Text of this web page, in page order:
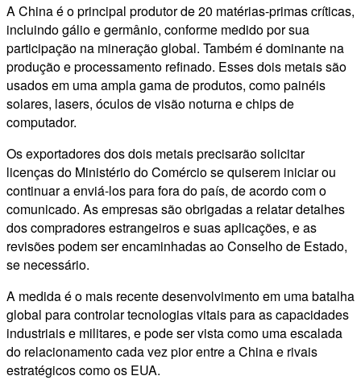
A China é o principal produtor de 20 matérias-primas críticas,
incluindo gálio e germânio, conforme medido por sua
participação na mineração global. Também é dominante na
produção e processamento refinado. Esses dois metais são
usados ​​em uma ampla gama de produtos, como painéis
solares, lasers, óculos de visão noturna e chips de
computador.
Os exportadores dos dois metais precisarão solicitar
licenças do Ministério do Comércio se quiserem iniciar ou
continuar a enviá-los para fora do país, de acordo com o
comunicado. As empresas são obrigadas a relatar detalhes
dos compradores estrangeiros e suas aplicações, e as
revisões podem ser encaminhadas ao Conselho de Estado,
se necessário.
A medida é o mais recente desenvolvimento em uma batalha
global para controlar tecnologias vitais para as capacidades
industriais e militares, e pode ser vista como uma escalada
do relacionamento cada vez pior entre a China e rivais
estratégicos como os EUA.